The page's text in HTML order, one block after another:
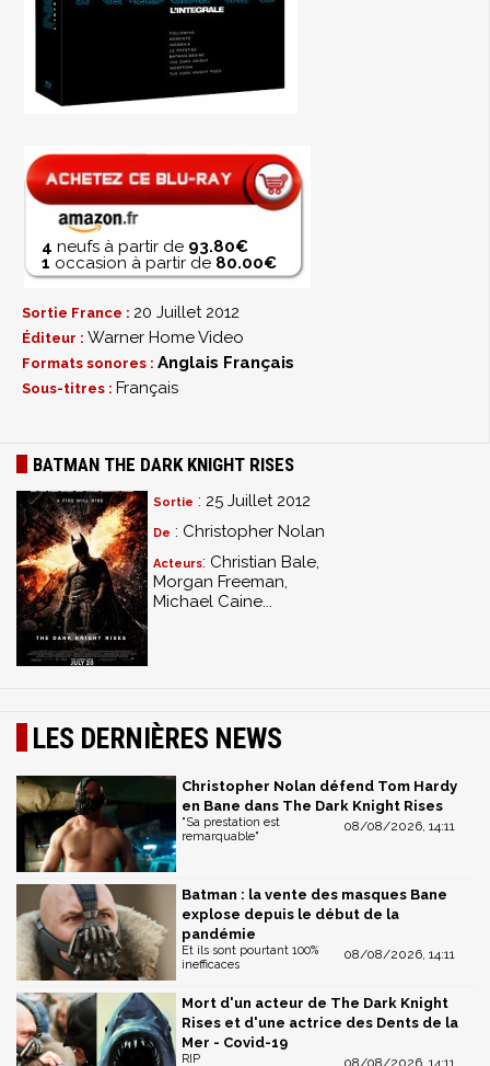
4 neufs à partir de 93.80€
1 occasion à partir de 80.00€
Sortie France : 20 Juillet 2012
Éditeur : Warner Home Video
Formats sonores : Anglais Français
Sous-titres : Français
BATMAN THE DARK KNIGHT RISES
Sortie : 25 Juillet 2012
De : Christopher Nolan
Acteurs: Christian Bale,
Morgan Freeman,
Michael Caine...
LES DERNIÈRES NEWS
Christopher Nolan défend Tom Hardy
en Bane dans The Dark Knight Rises
08/08/2026, 14:11
"Sa prestation est
remarquable"
Batman : la vente des masques Bane
explose depuis le début de la
pandémie
08/08/2026, 14:11
Et ils sont pourtant 100%
inefficaces
Mort d'un acteur de The Dark Knight
Rises et d'une actrice des Dents de la
Mer - Covid-19
08/08/2026, 14:11
RIP